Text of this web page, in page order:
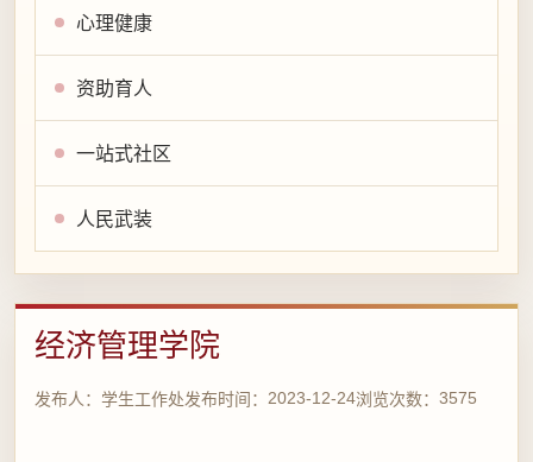
心理健康
资助育人
一站式社区
人民武装
经济管理学院
发布人： 学生工作处发布时间： 2023-12-24浏览次数： 3575